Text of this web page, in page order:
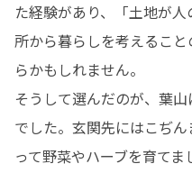
た経験があり、「土地が
所から暮らしを考えるこ
らかもしれません。
そうして選んだのが、葉
でした。玄関先にはこぢ
って野菜やハーブを育て